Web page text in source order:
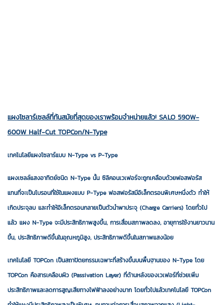
แผงโซลาร์เซลล์ที่ทันสมัยที่สุดของเราพร้อมจำหน่ายแล้ว! SALO 590W-
600W Half-Cut TOPCon/N-Type
เทคโนโลยีแผงโซลาร์แบบ N-Type vs P-Type
แผงเซลล์แสงอาทิตย์ชนิด N-Type นั้น ซิลิคอนเวเฟอร์จะถูกเคลือบด้วยฟอสฟอรัส
แทนที่จะเป็นโบรอนที่ใช้ในแผงแบบ P-Type ฟอสฟอรัสมีอิเล็กตรอนพิเศษหนึ่งตัว ทำให้
เกิดประจุลบ และทำให้อิเล็กตรอนกลายเป็นตัวนำพาประจุ (Charge Carriers) โดยทั่วไป
แล้ว แผง N-Type จะมีประสิทธิภาพสูงขึ้น, การเสื่อมสภาพลดลง, อายุการใช้งานยาวนาน
ขึ้น, ประสิทธิภาพดีขึ้นในอุณหภูมิสูง, ประสิทธิภาพดีขึ้นในสภาพแสงน้อย
เทคโนโลยี TOPCon เป็นสถาปัตยกรรมเฉพาะที่สร้างขึ้นบนพื้นฐานของ N-Type โดย
TOPCon คือสารเคลือบผิว (Passivation Layer) ที่ด้านหลังของเวเฟอร์ที่ช่วยเพิ่ม
ประสิทธิภาพและลดการสูญเสียทางไฟฟ้าลงอย่างมาก โดยทั่วไปแล้วเทคโนโลยี TOPCon